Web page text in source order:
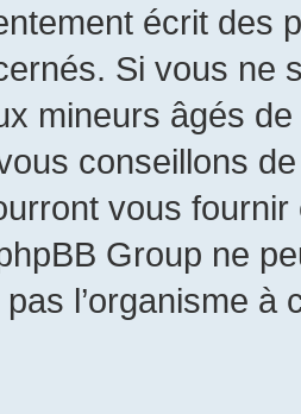
écrit des
Si vous ne
mineurs âgés
conseillons
vous
Group ne
pas l’organisme